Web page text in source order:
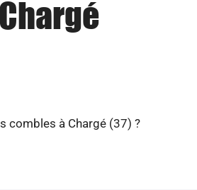
combles à Chargé (37) ?